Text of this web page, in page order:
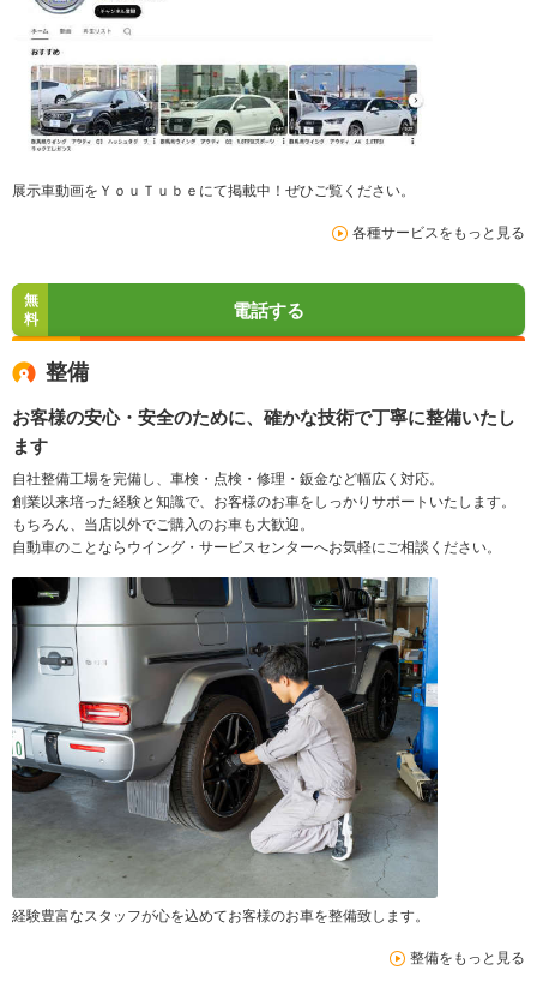
展示車動画をＹｏｕＴｕｂｅにて掲載中！ぜひご覧ください。
各種サービスをもっと見る
無
料
電話する
整備
お客様の安心・安全のために、確かな技術で丁寧に整備いたし
ます
自社整備工場を完備し、車検・点検・修理・鈑金など幅広く対応。
創業以来培った経験と知識で、お客様のお車をしっかりサポートいたします。
もちろん、当店以外でご購入のお車も大歓迎。
自動車のことならウイング・サービスセンターへお気軽にご相談ください。
経験豊富なスタッフが心を込めてお客様のお車を整備致します。
整備をもっと見る